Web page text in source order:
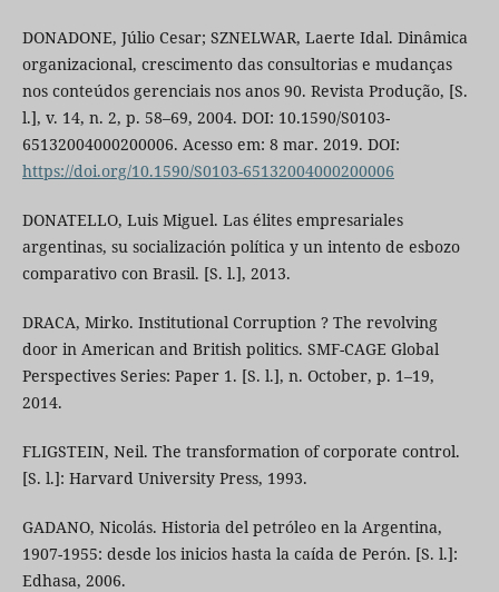
DONADONE, Júlio Cesar; SZNELWAR, Laerte Idal. Dinâmica
organizacional, crescimento das consultorias e mudanças
nos conteúdos gerenciais nos anos 90. Revista Produção, [S.
l.], v. 14, n. 2, p. 58–69, 2004. DOI: 10.1590/S0103-
65132004000200006. Acesso em: 8 mar. 2019. DOI:
https://doi.org/10.1590/S0103-65132004000200006
DONATELLO, Luis Miguel. Las élites empresariales
argentinas, su socialización política y un intento de esbozo
comparativo con Brasil. [S. l.], 2013.
DRACA, Mirko. Institutional Corruption ? The revolving
door in American and British politics. SMF-CAGE Global
Perspectives Series: Paper 1. [S. l.], n. October, p. 1–19,
2014.
FLIGSTEIN, Neil. The transformation of corporate control.
[S. l.]: Harvard University Press, 1993.
GADANO, Nicolás. Historia del petróleo en la Argentina,
1907-1955: desde los inicios hasta la caída de Perón. [S. l.]:
Edhasa, 2006.